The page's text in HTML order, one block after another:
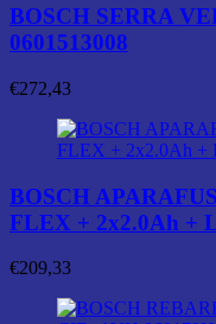
BOSCH SERRA
0601513008
€272,43
BOSCH
FLEX + 2x2.0Ah +
€209,33